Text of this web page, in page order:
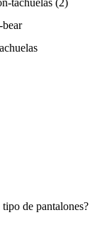
de pantalones?